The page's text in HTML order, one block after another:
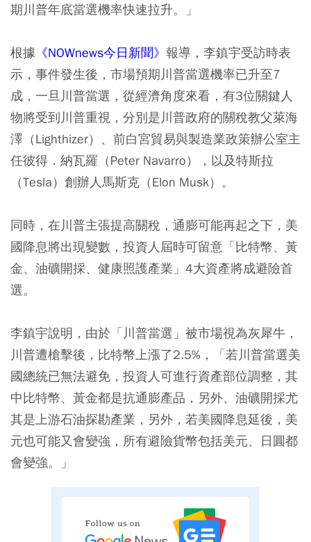
期川普年底當選機率快速拉升。」
根據 《NOWnews今日新聞》 報導，李鎮宇受訪時表
示，事件發生後，市場預期川普當選機率已升至7
成，一旦川普當選，從經濟角度來看，有3位關鍵人
物將受到川普重視，分別是川普政府的關稅教父萊海
澤（Lighthizer）、前白宮貿易與製造業政策辦公室主
任彼得．納瓦羅（Peter Navarro），以及特斯拉
（Tesla）創辦人馬斯克（Elon Musk）。
同時，在川普主張提高關稅，通膨可能再起之下，美
國降息將出現變數，投資人屆時可留意「比特幣、黃
金、油礦開採、健康照護產業」4大資產將成避險首
選。
李鎮宇說明，由於「川普當選」被市場視為灰犀牛，
川普遭槍擊後，比特幣上漲了2.5%，「若川普當選美
國總統已無法避免，投資人可進行資產部位調整，其
中比特幣、黃金都是抗通膨產品，另外、油礦開採尤
其是上游石油探勘產業，另外，若美國降息延後，美
元也可能又會變強，所有避險貨幣包括美元、日圓都
會變強。」